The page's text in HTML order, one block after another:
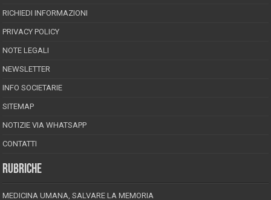
RICHIEDI INFORMAZIONI
PRIVACY POLICY
NOTE LEGALI
NEWSLETTER
INFO SOCIETARIE
SITEMAP
NOTIZIE VIA WHATSAPP
CONTATTI
RUBRICHE
MEDICINA UMANA, SALVARE LA MEMORIA